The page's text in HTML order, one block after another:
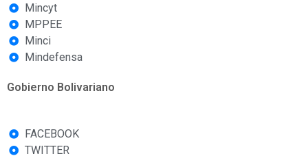
Mincyt
MPPEE
Minci
Mindefensa
Gobierno Bolivariano
FACEBOOK
TWITTER